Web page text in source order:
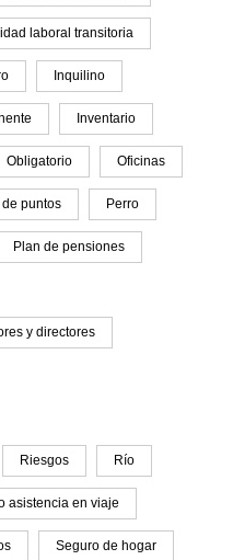
laboral transitoria
Inquilino
Inventario
Obligatorio Oficinas
de puntos Perro
Plan de pensiones
y directores
Riesgos Río
asistencia en viaje
Seguro de hogar